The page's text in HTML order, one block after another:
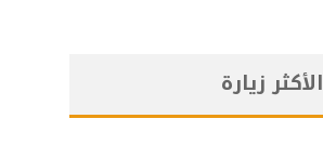
الأكثر زيارة